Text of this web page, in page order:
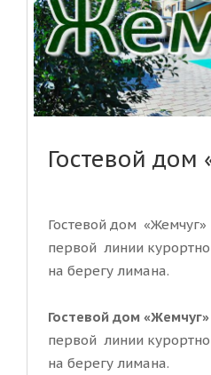
Гостевой дом
Гостевой дом
первой линии
на берегу лимана.
Гостевой дом «Жемчуг»
первой линии
на берегу лимана.